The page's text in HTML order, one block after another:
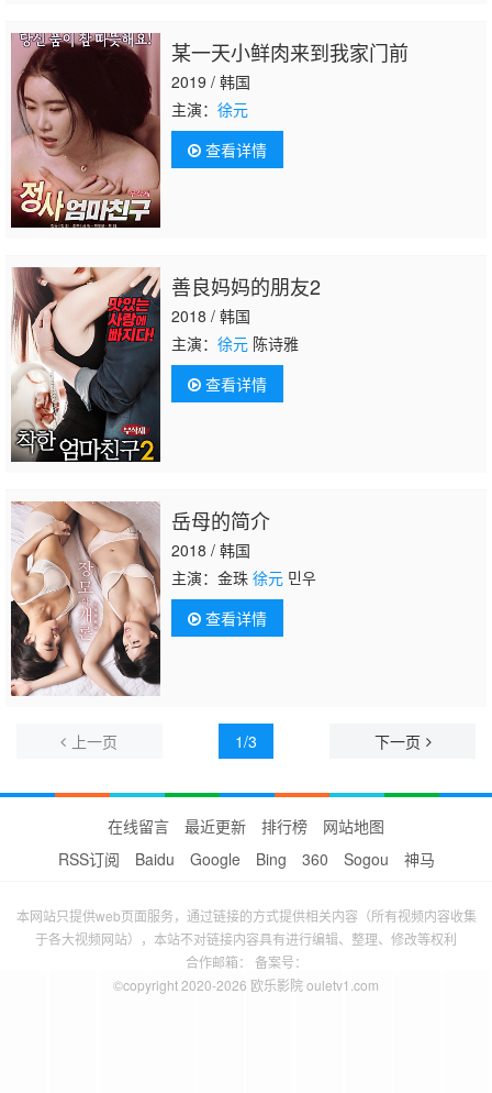
某一天小鲜肉来到我家门前
2019 / 韩国
主演： 徐元
查看详情
善良妈妈的朋友2
2018 / 韩国
主演： 徐元陈诗雅
查看详情
岳母的简介
2018 / 韩国
主演：金珠 徐元민우
查看详情
上一页 1/3 下一页
在线留言 最近更新 排行榜
网站地图
RSS订阅
Baidu Google Bing 360 Sogou 神马
本网站只提供web页面服务，通过链接的方式提供相关内容（所有视频内容收集
于各大视频网站），本站不对链接内容具有进行编辑、整理、修改等权利
合作邮箱： 备案号：
©copyright 2020-2026 欧乐影院 ouletv1.com